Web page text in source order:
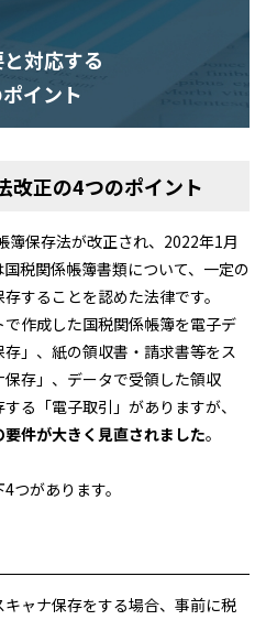
対応する
イント
改正の4つのポイント
簿保存法が改正され、2022年1月
税関係帳簿書類について、一定の
することを認めた法律です。
作成した国税関係帳簿を電子デ
」、紙の領収書・請求書等をス
存」、データで受領した領収
る「電子取引」がありますが、
件が大きく見直されました。
つがあります。
ャナ保存をする場合、事前に税